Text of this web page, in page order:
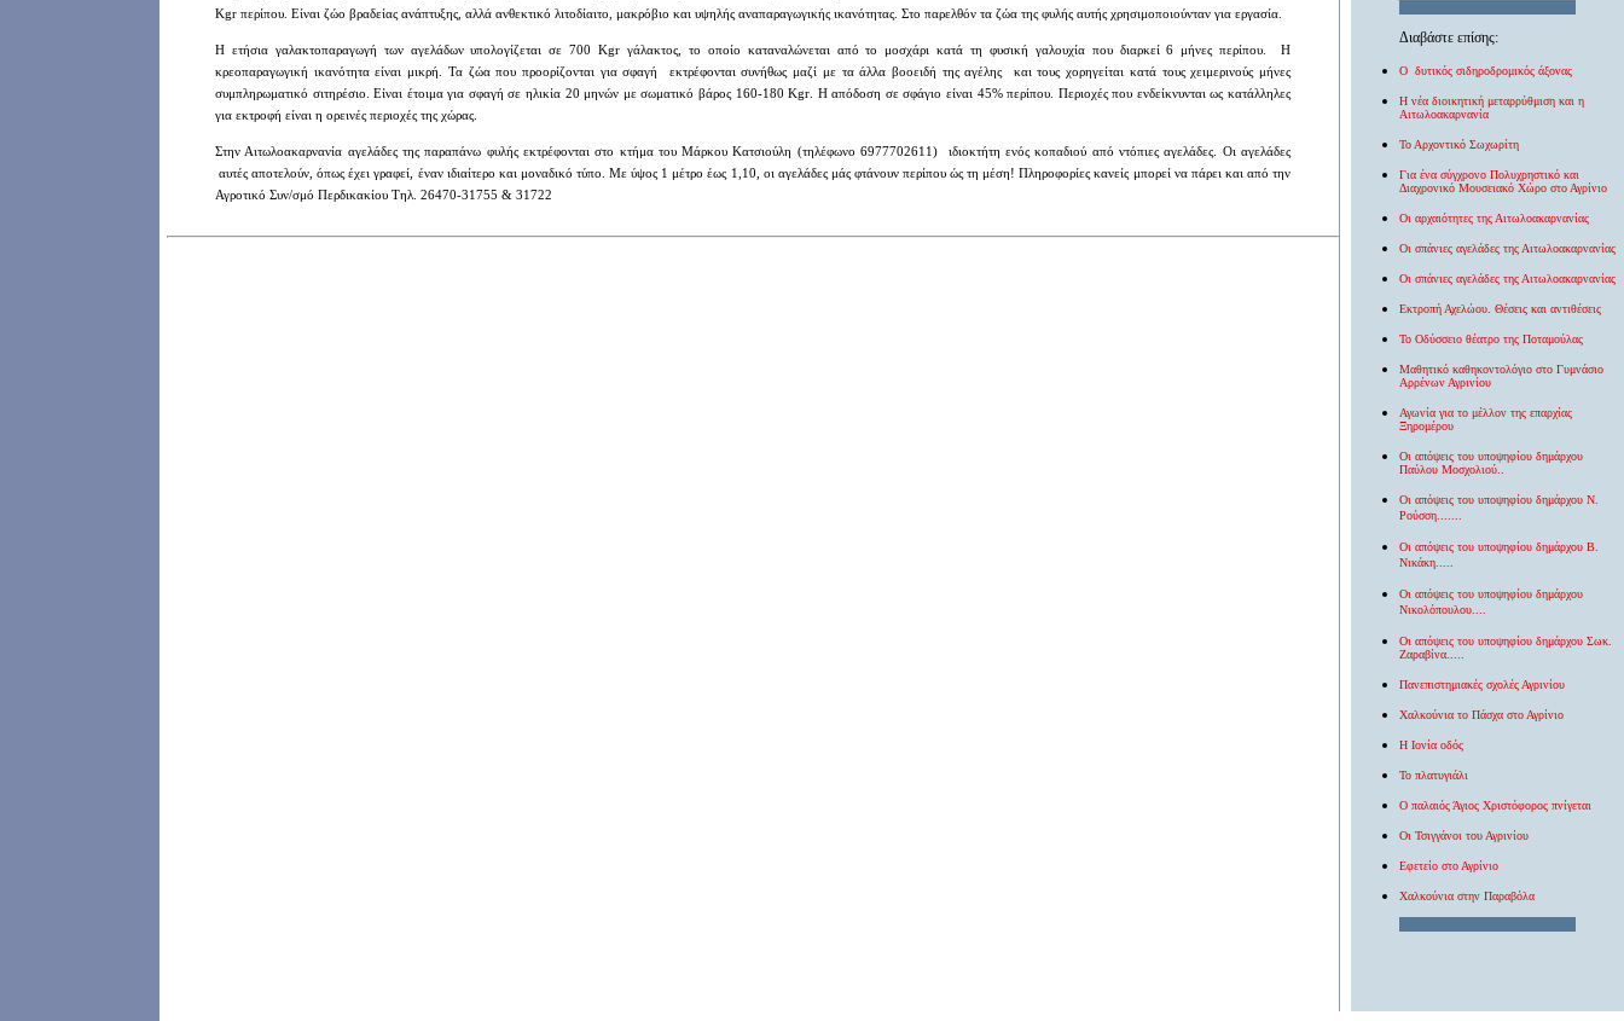
Kgr περίπου. Είναι ζώο βραδείας ανάπτυξης, αλλά ανθεκτικό λιτοδίαιτο, μακρόβιο και υψηλής αναπαραγωγικής ικανότητας. Στο παρελθόν τα ζώα της φυλής αυτής χρησιμοποιούνταν για εργασία.
Η ετήσια γαλακτοπαραγωγή των αγελάδων υπολογίζεται σε 700Kgr γάλακτος, το οποίο καταναλώνεται από το μοσχάρι κατά τη φυσική γαλουχία που διαρκεί 6 μήνες περίπου. Η
κρεοπαραγωγική ικανότητα είναι μικρή. Τα ζώα που προορίζονται για σφαγή εκτρέφονται συνήθως μαζί με τα άλλα βοοειδή της αγέλης και τους χορηγείται κατά τους χειμερινούς μήνες
συμπληρωματικό σιτηρέσιο. Είναι έτοιμα για σφαγή σε ηλικία 20 μηνών με σωματικό βάρος 160-180Kgr . Η απόδοση σε σφάγιο είναι 45% περίπου. Περιοχές που ενδείκνυνται ως κατάλληλες
για εκτροφή είναι η ορεινές περιοχές της χώρας.
Στην Αιτωλοακαρνανία αγελάδες της παραπάνω φυλής εκτρέφονται στο κτήμα του Μάρκου Κατσιούλη (τηλέφωνο 6977702611) ιδιοκτήτη ενός κοπαδιού από ντόπιες αγελάδες. Οι αγελάδες
αυτές αποτελούν, όπως έχει γραφεί,
έναν ιδιαίτερο και μοναδικό τύπο. Με ύψος 1 μέτρο έως 1,10, οι αγελάδες μάς φτάνουν περίπου ώς τη μέση! Πληροφορίες κανείς μπορεί να πάρει και από την
Αγροτικό Συν/σμό Περδικακίου Τηλ. 26470-31755 & 31722
Διαβάστε επίσης:
O δυτικός σιδηροδρομικός άξονας
Η νέα διοικητική μεταρρύθμιση και η
Αιτωλοακαρνανία
Το Αρχοντικό Σωχωρίτη
Για ένα σύγχρονο Πολυχρηστικό και
Διαχρονικό Μουσειακό Χώρο στο Αγρίνιο
Οι αρχαιότητες της Αιτωλοακαρνανίας
Οι σπάνιες αγελάδες της Αιτωλοακαρνανίας
Οι σπάνιες αγελάδες της Αιτωλοακαρνανίας
Εκτροπή Αχελώου. Θέσεις και αντιθέσεις
Το Οδύσσειο θέατρο της Ποταμούλας
Μαθητικό καθηκοντολόγιο στο Γυμνάσιο
Αρρένων Αγρινίου
Αγωνία για το μέλλον της επαρχίας
Ξηρομέρου
Οι απόψεις του υποψηφίου δημάρχου
Παύλου Μοσχολιού..
Οι απόψεις του υποψηφίου δημάρχου Ν.
Ρούσση
Οι απόψεις του υποψηφίου δημάρχου Β.
Νικάκη
Οι απόψεις του υποψηφίου δημάρχου
Νικολόπουλου
Οι απόψεις του υποψηφίου δημάρχου Σωκ.
Ζαραβίνα
Πανεπιστημιακές σχολές Αγρινίου
Χαλκούνια το Πάσχα στο Αγρίνιο
Η Ιονία οδός
Το πλατυγιάλι
Ο παλαιός Άγιος Χριστόφορος πνίγεται
Οι Τσιγγάνοι του Αγρινίου
Εφετείο στο Αγρίνιο
Χαλκούνια στην Παραβόλα